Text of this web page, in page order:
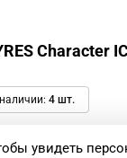
Character
4 шт.
увидеть